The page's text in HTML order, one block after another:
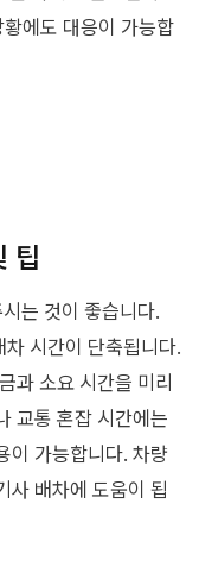
에도 대응이 가능합
팁
는 것이 좋습니다.
시간이 단축됩니다.
과 소요 시간을 미리
교통 혼잡 시간에는
이 가능합니다. 차량
사 배차에 도움이 됩